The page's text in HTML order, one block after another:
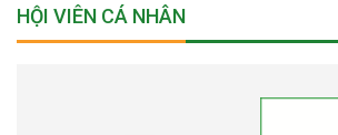
HỘI VIÊN CÁ NHÂN